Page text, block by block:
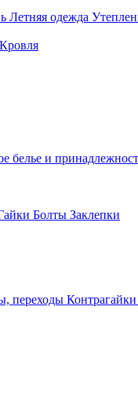
Летняя одежда
Кровля
белье и
Болты Заклепки
переходы Контрагайки